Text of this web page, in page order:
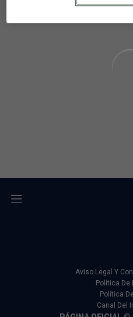
Aviso Legal Y
Política De
Política
Canal Del